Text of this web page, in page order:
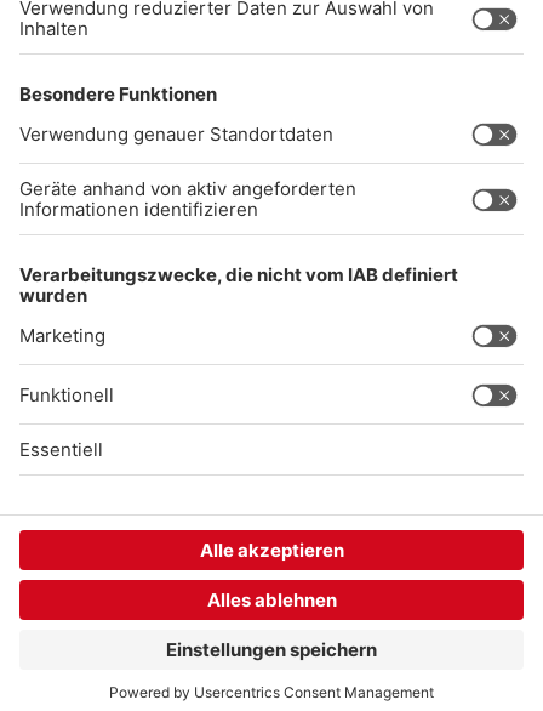
Impressum
Audiothek
Unexpected Application Error!
crypto.randomUUID is not a function
at https://chat-embed.branchly.io/assets/
at https://chat-embed.branchly.io/assets/
at dL (https://chat-embed.branchly.io/assets/
at https://chat-embed.branchly.io/assets/
at https://chat-embed.branchly.io/assets/
at https://chat-embed.branchly.io/assets/
at https://chat-embed.branchly.io/assets/
at SL (https://chat-embed.branchly.io/assets/
at kp (https://chat-embed.branchly.io/assets/